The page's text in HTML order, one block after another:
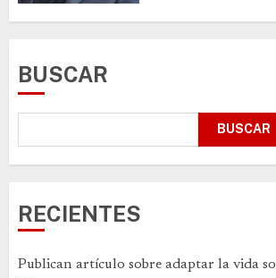
BUSCAR
BUSCAR
RECIENTES
Publican artículo sobre adaptar la vida